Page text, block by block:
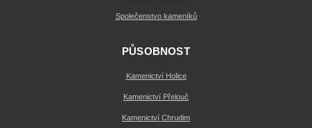
Společenstvo kameníků
PŮSOBNOST
Kamenictví Holice
Kamenictví Přelouč
Kamenictví Chrudim